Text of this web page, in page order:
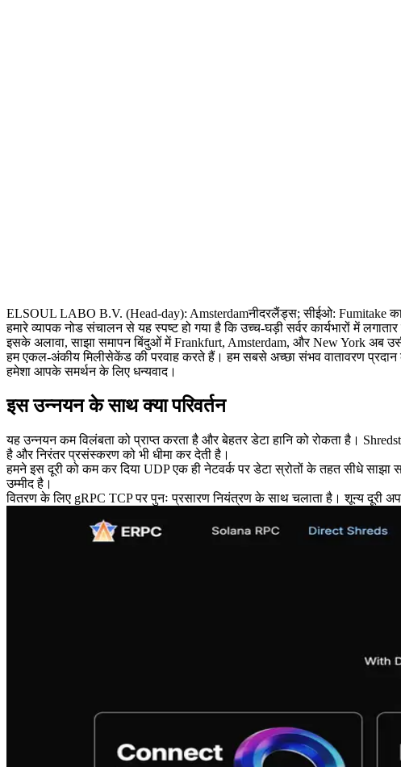
ELSOUL LABO B.V. (Head-day): Amsterdamनीदरलैंड्स; सीईओ: Fumitake
हमारे व्यापक नोड संचालन से यह स्पष्ट हो गया है कि उच्च-घड़ी सर्वर कार्यभारों में
इसके अलावा, साझा समापन बिंदुओं में Frankfurt, Amsterdam, और New York अब
हम एकल-अंकीय मिलीसेकेंड की परवाह करते हैं। हम सबसे अच्छा संभव वातावरण
हमेशा आपके समर्थन के लिए धन्यवाद।
इस उन्नयन के साथ क्या परिवर्तन
यह उन्नयन कम विलंबता को प्राप्त करता है और बेहतर डेटा हानि को रोकता है।
है और निरंतर प्रसंस्करण को भी धीमा कर देती है।
हमने इस दूरी को कम कर दिया UDP एक ही नेटवर्क पर डेटा स्रोतों के तहत सीधे
उम्मीद है।
वितरण के लिए gRPC TCP पर पुनः प्रसारण नियंत्रण के साथ चलाता है। शून्य दूरी